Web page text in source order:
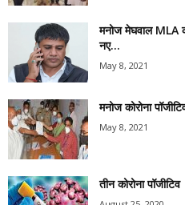
मनोज मेघवाल MLA
नए...
May 8, 2021
मनोज कोरोना
May 8, 2021
तीन कोरोना पॉजीटिव